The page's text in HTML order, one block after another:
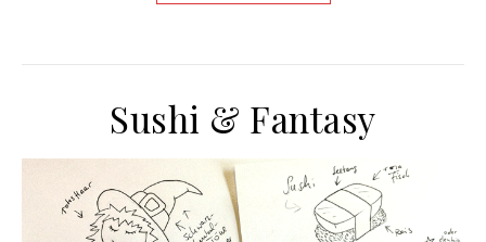
Sushi & Fantasy